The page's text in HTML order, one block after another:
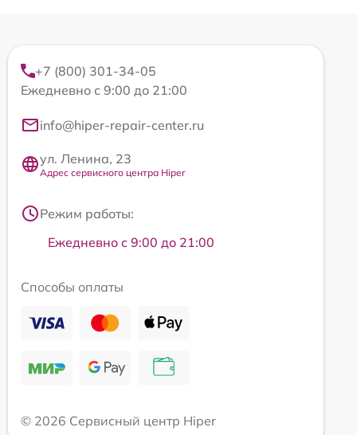
+7 (800) 301-34-05
Ежедневно с 9:00 до 21:00
info@hiper-repair-center.ru
ул. Ленина, 23
Адрес сервисного центра Hiper
Режим работы:
Ежедневно с 9:00 до 21:00
Способы оплаты
© 2026 Сервисный центр Hiper